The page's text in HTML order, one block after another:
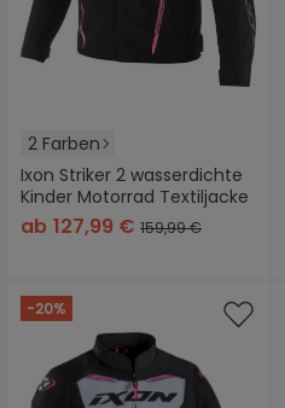
2 Farben
Ixon Striker 2 wasserdichte
Kinder Motorrad Textiljacke
ab 127,99 € 159,99 €
-20%